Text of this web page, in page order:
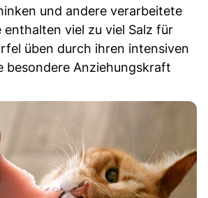
und andere verarbeitete
enthalten viel zu viel Salz für
üben durch ihren intensiven
besondere Anziehungskraft